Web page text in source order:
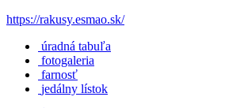
https://rakusy.esmao.sk/
úradná tabuľa
fotogaleria
farnosť
jedálny lístok